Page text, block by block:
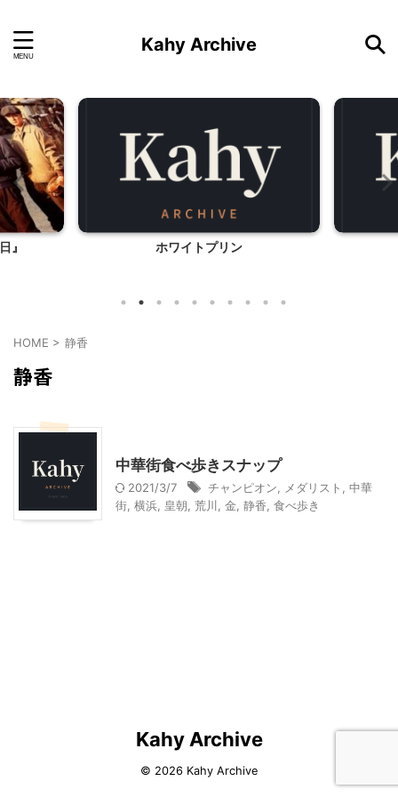
Kahy Archive
』 ホワイトプリン
HOME > 静香
静香
中華街食べ歩きスナップ
2021/3/7 チャンピオン メダリスト
中華
街 横浜 皇朝 荒川 金 静香 食べ歩き
Kahy Archive
© 2026 Kahy Archive